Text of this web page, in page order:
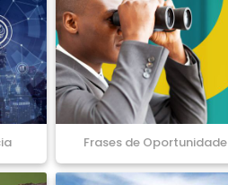
Frases de Oportunidade